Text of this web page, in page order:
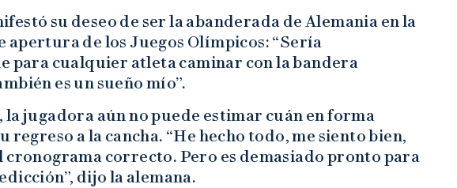
su deseo de ser la abanderada de Alemania en la
apertura de los Juegos Olímpicos: “Sería
para cualquier atleta caminar con la bandera
es un sueño mío”.
la jugadora aún no puede estimar cuán en forma
regreso a la cancha. “He hecho todo, me siento bien,
cronograma correcto. Pero es demasiado pronto para
dijo la alemana.